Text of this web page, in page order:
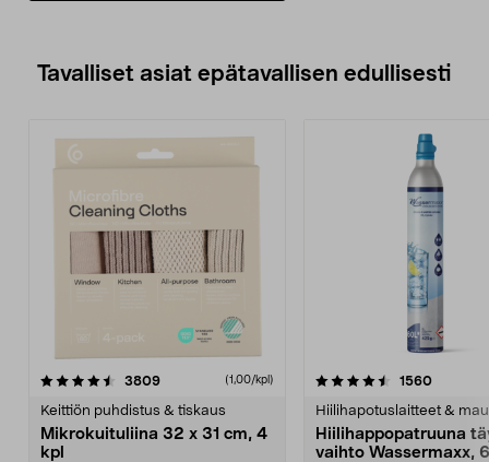
Tavalliset asiat epätavallisen edullisesti
3809arvostelut (1,00/kpl)
Keittiön puhdistus & tiskaus
Mikrokuituliina 32 x 31 cm, 4
kpl
4.5viidestä
1560
Hiilihapotuslaitteet &
Hiilihappopatruuna
vaihto Wassermaxx,
4.5viidestä